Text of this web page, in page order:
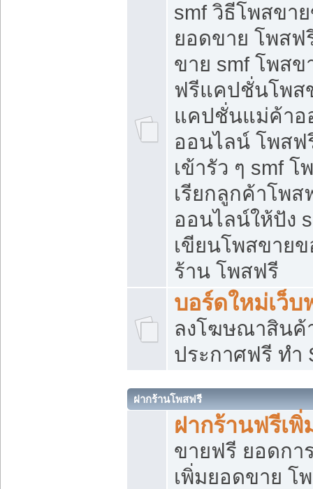
smf วิธีโพสขา
ยอดขาย โพสฟ
ขาย smf โพส
ฟรีแคปชั่นโพส
แคปชั่นแม่ค้า
ออนไลน์ โพสฟ
เข้ารัว ๆ smf
เรียกลูกค้าโพส
ออนไลน์ให้ปัง
เขียนโพสขาย
ร้าน โพสฟรี
บอร์ดใหม่เว็บ
ลงโฆษณาสิน
ประกาศฟรี ทำ
ฝากร้านโพสฟรี
ฝากร้านฟรีเ
ขายฟรี ยอดกา
เพิ่มยอดขาย โ